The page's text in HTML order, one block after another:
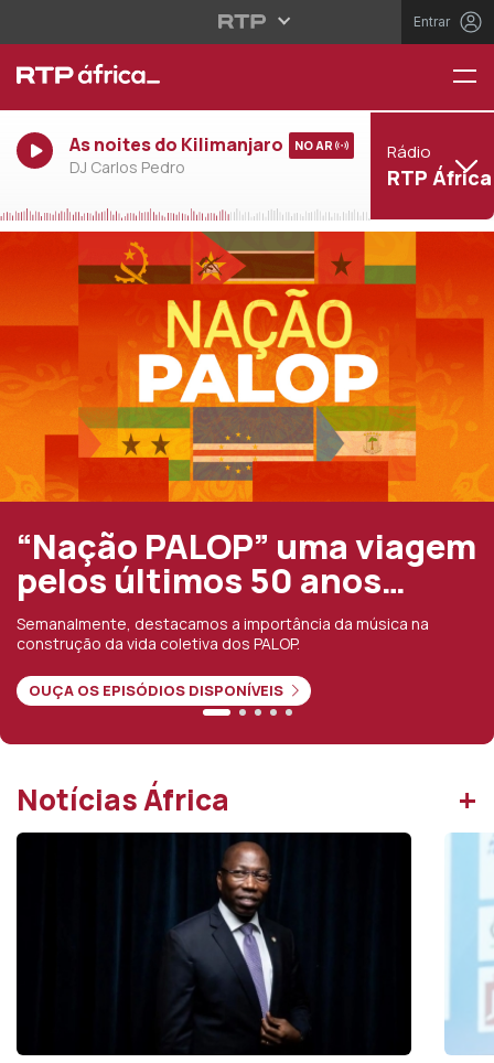
Entrar
As noites do Kilimanjaro
DJ Carlos Pedro
NO AR Rádio
RTP África
uma viagem
50 anos…
a importância da música na
dos PALOP.
DISPONÍVEIS
A
nos
JÁ
Notícias África +